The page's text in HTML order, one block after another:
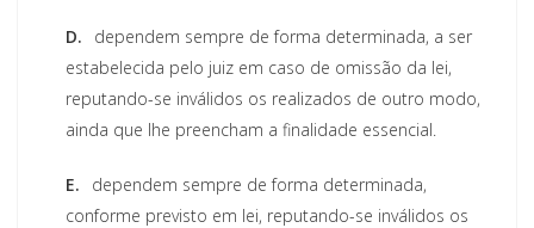
D.
dependem sempre de forma determinada, a ser
estabelecida pelo juiz em caso de omissão da lei,
reputando-se inválidos os realizados de outro modo,
ainda que Ihe preencham a finalidade essencial.
E.
dependem sempre de forma determinada,
conforme previsto em lei, reputando-se inválidos os